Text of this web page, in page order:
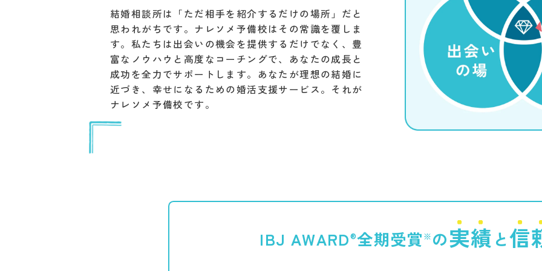
結婚相談所は「ただ相手を紹介するだけの場所」だと
思われがちです。ナレソメ予備校はその常識を覆しま
す。私たちは出会いの機会を提供するだけでなく、豊
富なノウハウと高度なコーチングで、あなたの成長と
成功を全力でサポートします。あなたが理想の結婚に
近づき、幸せになるための婚活支援サービス。それが
ナレソメ予備校です。
IBJ AWARD®︎全期受賞 ※ の実績 と信